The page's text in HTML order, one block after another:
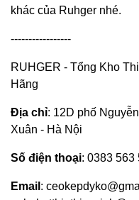
khác của Ruhger nhé.
-----------------
RUHGER - Tổng Kho
Hãng
Địa chỉ: 12D phố
Xuân - Hà Nội
Số điện thoại: 0383 563
Email :